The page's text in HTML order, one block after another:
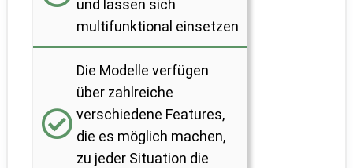
und lassen sich
multifunktional einsetzen
Die Modelle verfügen
über zahlreiche
verschiedene Features,
die es möglich machen,
zu jeder Situation die